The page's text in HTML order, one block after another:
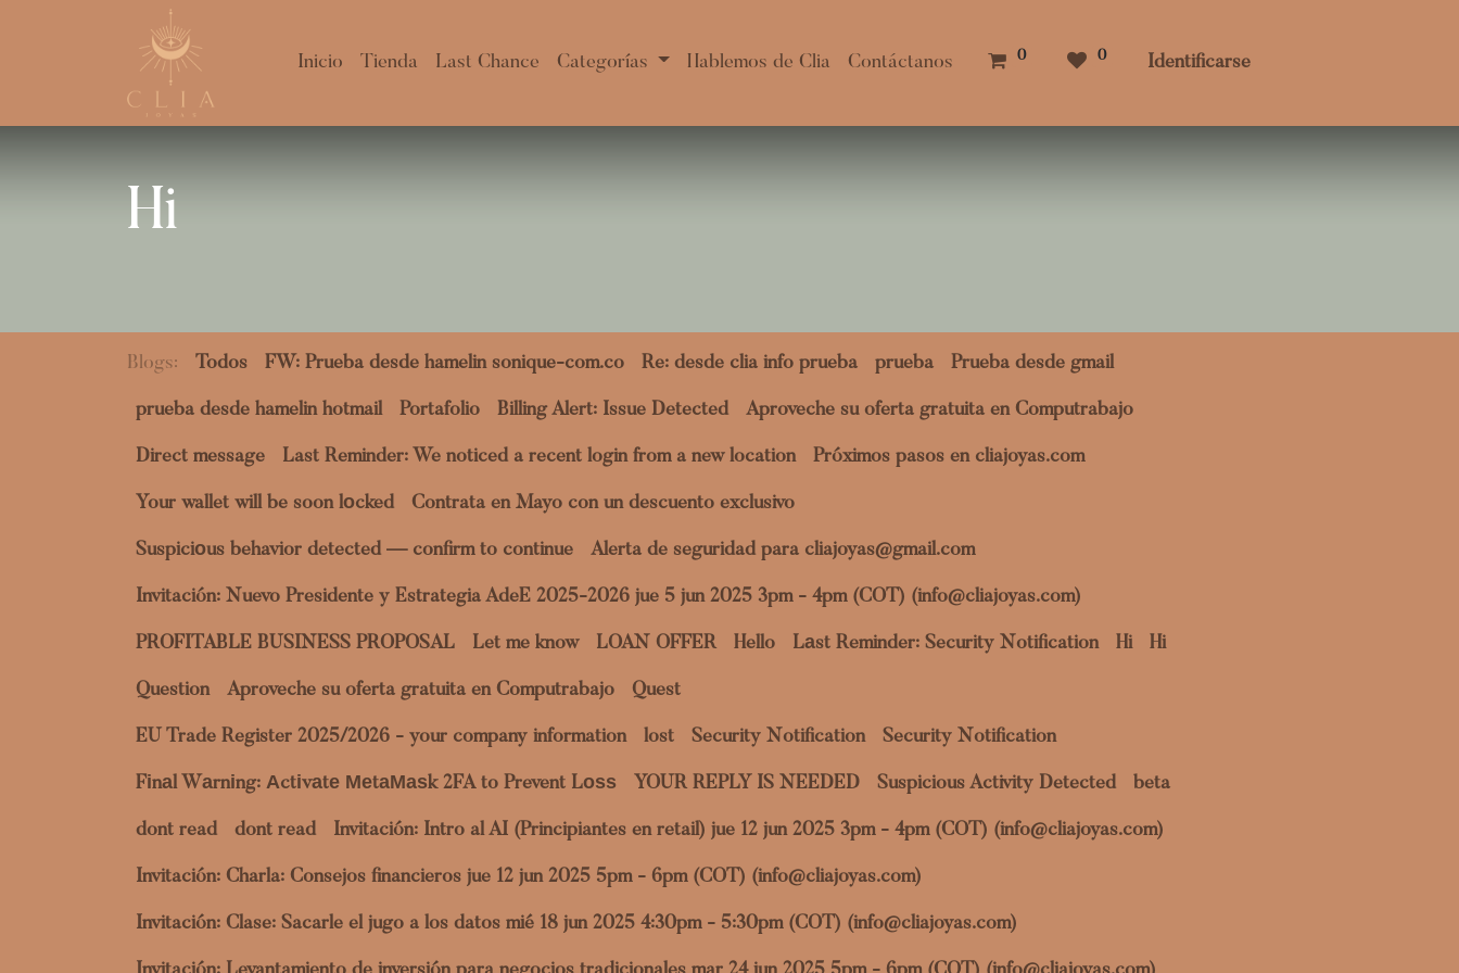
Inicio Tienda Last Chance Categorías Hablemos de Clia Contáctanos 0 0 Identificarse
Hi
Blogs: Todos FW: Prueba desde hamelin sonique-com.co Re: desde clia info prueba prueba Prueba desde gmail
prueba desde hamelin hotmail Portafolio Billing Alert: Issue Detected Aproveche su oferta gratuita en Computrabajo
Direct message Last Reminder: We noticed a recent login from a new location Próximos pasos en cliajoyas.com
Your wallet will be soon lоcked Contrata en Mayo con un descuento exclusivo
Suspiciоus behavior detected — confirm to continue Alerta de seguridad para cliajoyas@gmail.com
Invitación: Nuevo Presidente y Estrategia AdeE 2025-2026 jue 5 jun 2025 3pm - 4pm (COT) (info@cliajoyas.com)
PROFITABLE BUSINESS PROPOSAL Let me know LOAN OFFER Hello Lаst Reminder: Security Notification Hi Hi
Question Aproveche su oferta gratuita en Computrabajo Quest
EU Trade Register 2025/2026 - your company information lost Security Notification Security Notification
Fіnаl Wаrnіng: Аctіvаtе МеtаМаѕk 2FA to Prevent Lоѕѕ YOUR REPLY IS NEEDED Suspicious Activity Detected beta
dont read dont read Invitación: Intro al AI (Principiantes en retail) jue 12 jun 2025 3pm - 4pm (COT) (info@cliajoyas.com)
Invitación: Charla: Consejos financieros jue 12 jun 2025 5pm - 6pm (COT) (info@cliajoyas.com)
Invitación: Clase: Sacarle el jugo a los datos mié 18 jun 2025 4:30pm - 5:30pm (COT) (info@cliajoyas.com)